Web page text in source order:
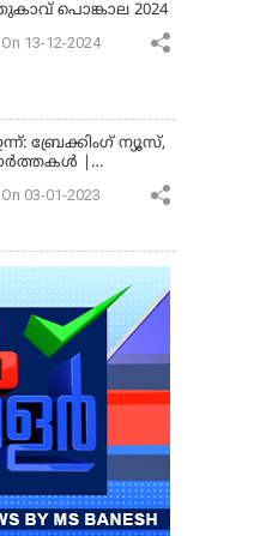
പൊങ്കാല 2024
13-12-2024
ബ്രേക്കിംഗ് ന്യൂസ്,
|
03-01-2023